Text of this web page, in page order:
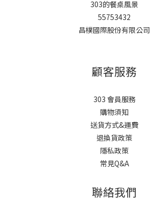
303的餐桌風景
55753432
昌樸國際股份有限公司
顧客服務
303 會員服務
購物須知
送貨方式&運費
退換貨政策
隱私政策
常見Q&A
聯絡我們